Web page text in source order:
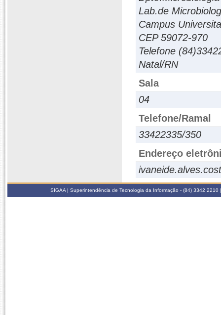
Lab.de
Campus
CEP 59072-970
Telefone
Natal/RN
Sala
04
Telefone/Ramal
33422335/350
Endereço
SIGAA | Superintendência de Tecnologia da Informação - (84) 3342